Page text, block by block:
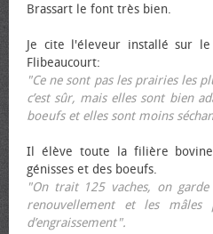
Brassart le font très bien.
Je cite l'éleveur installé sur
Flibeaucourt:
"Ce ne sont pas les prairies les
c’est sûr, mais elles sont bien
bœufs et elles sont moins
Il élève toute la filière
génisses et des bœufs.
"On trait 125 vaches, on
renouvellement et les
d’engraissement".